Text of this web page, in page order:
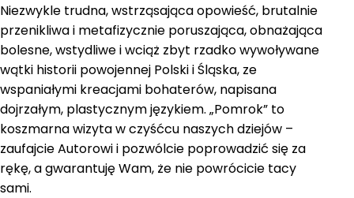
Niezwykle trudna, wstrząsająca opowieść, brutalnie
przenikliwa i metafizycznie poruszająca, obnażająca
bolesne, wstydliwe i wciąż zbyt rzadko wywoływane
wątki historii powojennej Polski i Śląska, ze
wspaniałymi kreacjami bohaterów, napisana
dojrzałym, plastycznym językiem. „Pomrok” to
koszmarna wizyta w czyśćcu naszych dziejów –
zaufajcie Autorowi i pozwólcie poprowadzić się za
rękę, a gwarantuję Wam, że nie powrócicie tacy
sami.